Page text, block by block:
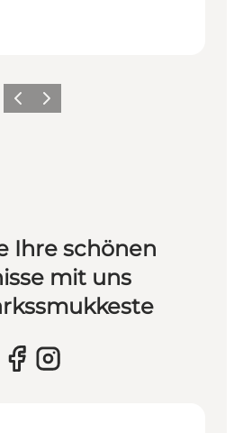
Vorherige Folie
Nächste Folie
Ihre schönen
mit uns